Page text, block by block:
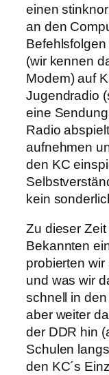
einen
an den
(wir kennen
Modem) auf
Jugendradio
eine
Radio
aufnehmen
den KC
kein
Zu dieser
Bekannten
probierten
und was wir
schnell in
aber weiter
der DDR hin
Schulen
den KC´s